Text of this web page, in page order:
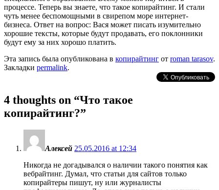
процессе. Теперь вы знаете, что такое копирайтинг. И стали
чуть менее беспомощными в свирепом море интернет-
бизнеса. Ответ на вопрос: Вася может писать изумительно
хорошие тексты, которые будут продавать, его поклонники
будут ему за них хорошо платить.
Эта запись была опубликована в копирайтинг от roman tarasov.
Закладки permalink.
4 thoughts on “Что такое
копирайтинг?”
Алексей 25.05.2016 at 12:34
Никогда не догадывался о наличии такого понятия как
вебрайтинг. Думал, что статьи для сайтов только
копирайтеры пишут, ну или журналисты